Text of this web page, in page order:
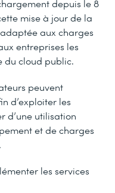
depuis le 8
mise à jour de la
aux charges
entreprises les
du cloud public.
peuvent
d’exploiter les
d’une utilisation
et de charges
les services